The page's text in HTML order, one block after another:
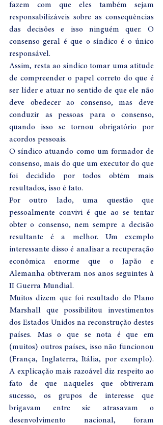
fazem com que eles também sejam
responsabilizáveis sobre as consequências
das decisões e isso ninguém quer. O
consenso geral é que o síndico é o único
responsável.
Assim, resta ao síndico tomar uma atitude
de compreender o papel correto do que é
ser líder e atuar no sentido de que ele não
deve obedecer ao consenso, mas deve
conduzir as pessoas para o consenso,
quando isso se tornou obrigatório por
acordos pessoais.
O síndico atuando como um formador de
consenso, mais do que um executor do que
foi decidido por todos obtém mais
resultados, isso é fato.
Por outro lado, uma questão que
pessoalmente convivi é que ao se tentar
obter o consenso, nem sempre a decisão
resultante é a melhor. Um exemplo
interessante disso é analisar a recuperação
econômica enorme que o Japão e
Alemanha obtiveram nos anos seguintes à
II Guerra Mundial.
Muitos dizem que foi resultado do Plano
Marshall que possibilitou investimentos
dos Estados Unidos na reconstrução destes
países. Mas o que se nota é que em
(muitos) outros países, isso não funcionou
(França, Inglaterra, Itália, por exemplo).
A explicação mais razoável diz respeito ao
fato de que naqueles que obtiveram
sucesso, os grupos de interesse que
brigavam entre sie atrasavam o
desenvolvimento nacional, foram